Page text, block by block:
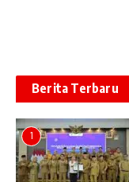
Berita Terbaru
1